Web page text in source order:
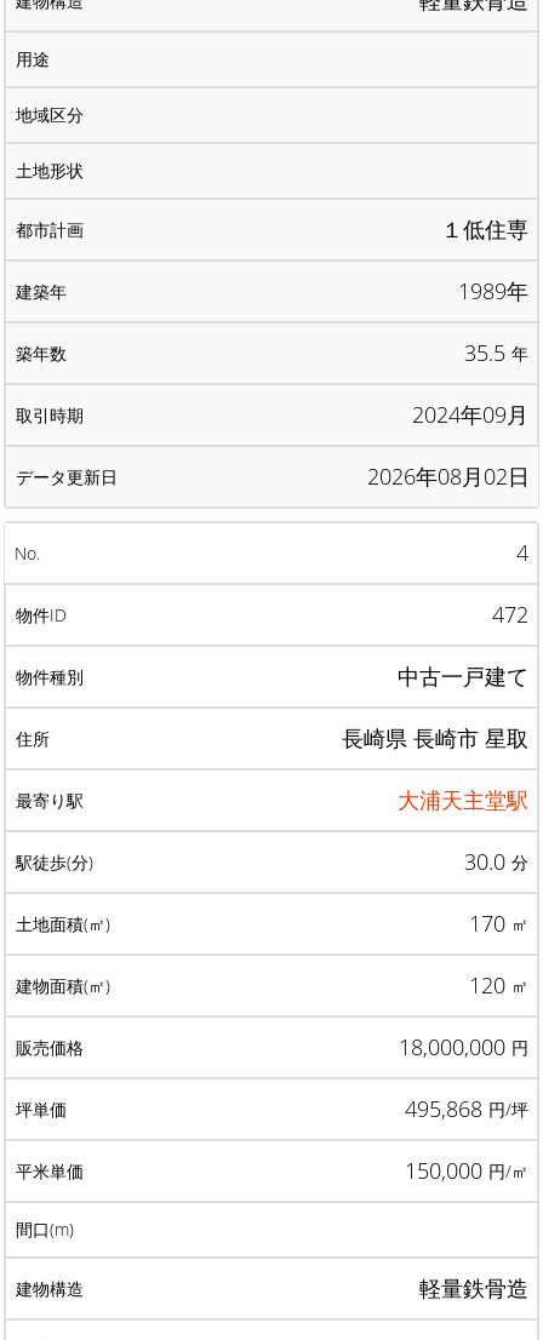
１低住専
1989年
35.5 年
2024年09月
2026年08月02日
4
472
中古一戸建て
長崎県 長崎市 星取
大浦天主堂駅
30.0 分
170 ㎡
120 ㎡
18,000,000 円
495,868 円/坪
150,000 円/㎡
軽量鉄骨造